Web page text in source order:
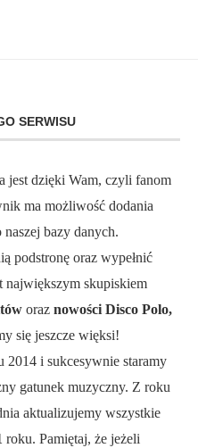
SERWISU
jest dzięki Wam, czyli fanom
ma możliwość dodania
bazy danych.
podstronę oraz wypełnić
największym skupiskiem
oraz nowości Disco Polo,
się jeszcze więksi!
2014 i sukcesywnie staramy
gatunek muzyczny. Z roku
aktualizujemy wszystkie
roku. Pamiętaj, że jeżeli